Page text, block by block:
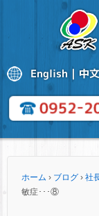
ホーム › ブログ › 社
敏症･･･⑧